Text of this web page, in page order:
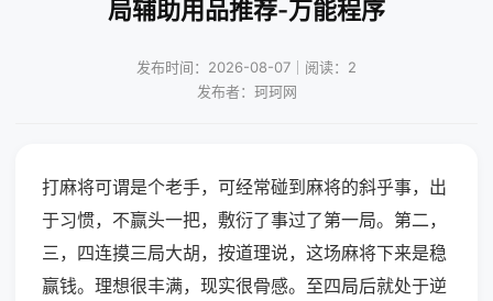
局辅助用品推荐-万能程序
发布时间：2026-08-07｜阅读：2
发布者：珂珂网
打麻将可谓是个老手，可经常碰到麻将的斜乎事，出
于习惯，不赢头一把，敷衍了事过了第一局。第二，
三，四连摸三局大胡，按道理说，这场麻将下来是稳
赢钱。理想很丰满，现实很骨感。至四局后就处于逆